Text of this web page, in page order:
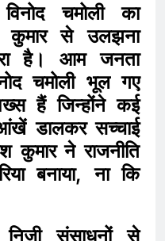
चमोली का
कुमार से उलझना
है। आम जनता
चमोली भूल गए
हैं जिन्होंने कई
डालकर सच्चाई
कुमार ने राजनीति
बनाया, ना कि
संसाधनों से